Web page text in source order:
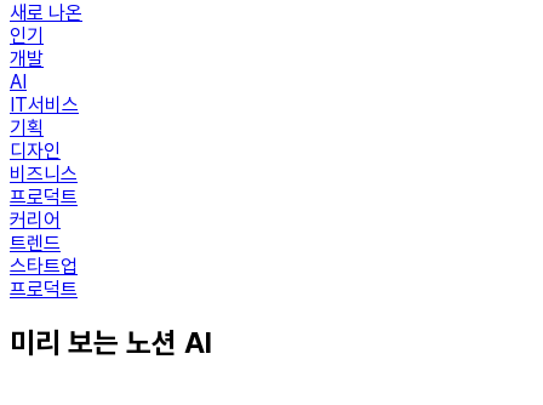
새로 나온
인기
개발
AI
IT서비스
기획
디자인
비즈니스
프로덕트
커리어
트렌드
스타트업
프로덕트
미리 보는 노션 AI